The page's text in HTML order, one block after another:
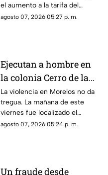
el aumento a la tarifa del
transporte público. Un mes,
al interior de las unidades.
agosto 07, 2026 05:27 p. m.
Ejecutan a hombre en
la colonia Cerro de la
Corona
La violencia en Morelos no da
tregua. La mañana de este
viernes fue localizado el
cuerpo de un hombre con
agosto 07, 2026 05:24 p. m.
Un fraude desde